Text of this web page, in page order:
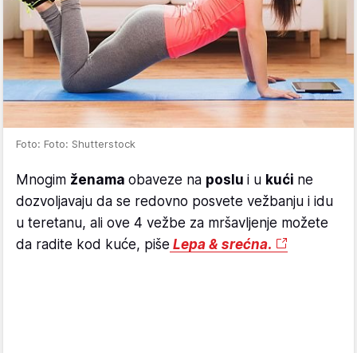
Foto: Foto: Shutterstock
Mnogim ženama obaveze na poslu i u kući ne
dozvoljavaju da se redovno posvete vežbanju i idu
u teretanu, ali ove 4 vežbe za mršavljenje možete
da radite kod kuće, piše Lepa & srećna.